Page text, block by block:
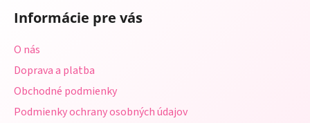
Informácie pre vás
O nás
Doprava a platba
Obchodné podmienky
Podmienky ochrany osobných údajov